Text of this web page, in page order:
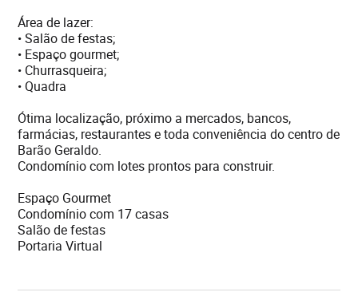
Área de lazer:
• Salão de festas;
• Espaço gourmet;
• Churrasqueira;
• Quadra
Ótima localização, próximo a mercados, bancos,
farmácias, restaurantes e toda conveniência do centro de
Barão Geraldo.
Condomínio com lotes prontos para construir.
Espaço Gourmet
Condomínio com 17 casas
Salão de festas